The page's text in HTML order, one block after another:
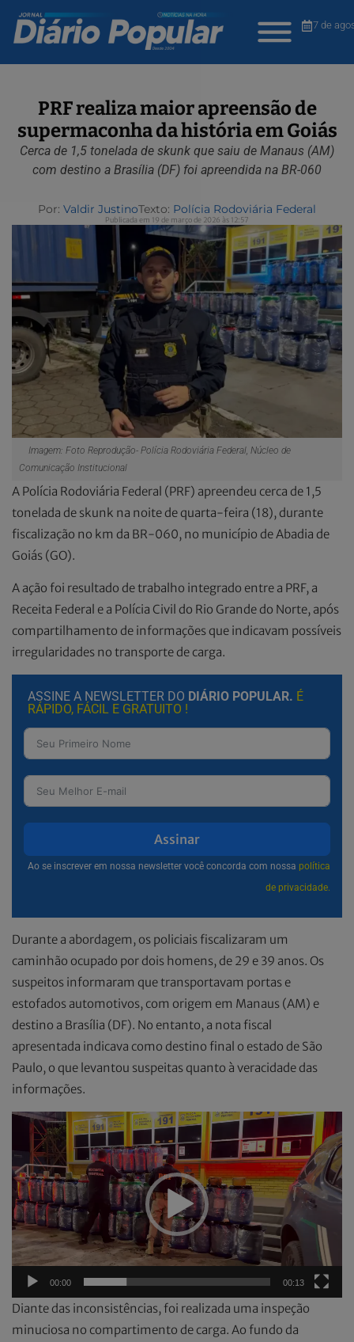
7 de
PRF realiza maior apreensão de
supermaconha da história em Goiás
Cerca de 1,5 tonelada de skunk que saiu de Manaus (AM)
com destino a Brasília (DF) foi apreendida na BR-060
Por: Valdir JustinoTexto: Polícia Rodoviária Federal
Publicada em 19 de março de 2026 às 12:57
Imagem: Foto Reprodução- Polícia Rodoviária Federal, Núcleo de
Comunicação Institucional
A Polícia Rodoviária Federal (PRF) apreendeu cerca de 1,5
tonelada de skunk na noite de quarta-feira (18), durante
fiscalização no km da BR-060, no município de Abadia de
Goiás (GO).
A ação foi resultado de trabalho integrado entre a PRF, a
Receita Federal e a Polícia Civil do Rio Grande do Norte, após
compartilhamento de informações que indicavam possíveis
irregularidades no transporte de carga.
ASSINE A NEWSLETTER DO DIÁRIO POPULAR. É
RÁPIDO, FÁCIL E GRATUITO !
Assinar
Ao se inscrever em nossa newsletter você concorda com nossa política
de privacidade.
Durante a abordagem, os policiais fiscalizaram um
caminhão ocupado por dois homens, de 29 e 39 anos. Os
suspeitos informaram que transportavam portas e
estofados automotivos, com origem em Manaus (AM) e
destino a Brasília (DF). No entanto, a nota fiscal
apresentada indicava como destino final o estado de São
Paulo, o que levantou suspeitas quanto à veracidade das
informações.
Tocador
vídeo
00:00 00:13
Diante das inconsistências, foi realizada uma inspeção
minuciosa no compartimento de carga. Ao fundo da